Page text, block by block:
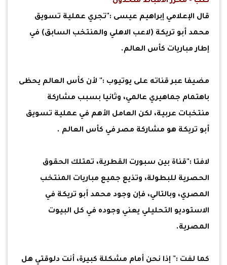
قال الإعلامي إبراهيم عيسى :"تجري عملية تسويق
محمد أبو تريكة (لاعب الاهلي والمنتخب السابق) في
إطار مباريات كأس العالم.
مضيفا عبر قناته على يوتيوب :" لأن كأس العالم يحظى
باهتمام جماهيري عالمي، وثانيا بسبب مشاركة
منتخبات عربية، لكن العامل الأهم في عملية تسويق
أبو تريكة هو مشاركة مصر في كأس العالم .
لافتا :"قناة بين سبورت القطرية، تمتلك الحقوق
الحصرية للبطولة، وتذيع جميع مباريات المنتخب
المصري، وبالتالي، فإن وجود محمد أبو تريكة في
الاستوديو التحليلي يعني وجوده في كل البيوت
المصرية.
كما لفت :" إذا نحن أمام مشكلة كبيرة، أنت دلوقتي هل